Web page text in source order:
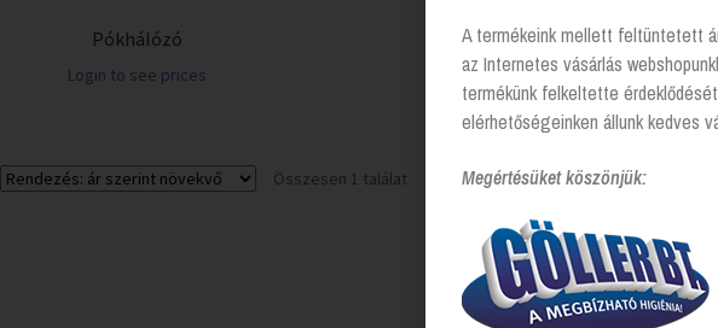
Pókhálózó
Login to see prices
Összesen 1 találat
A termékeink mellett feltüntetett
az Internetes vásárlás
termékünk felkeltette
elérhetőségeinken állunk kedves
Megértésüket köszönjük: